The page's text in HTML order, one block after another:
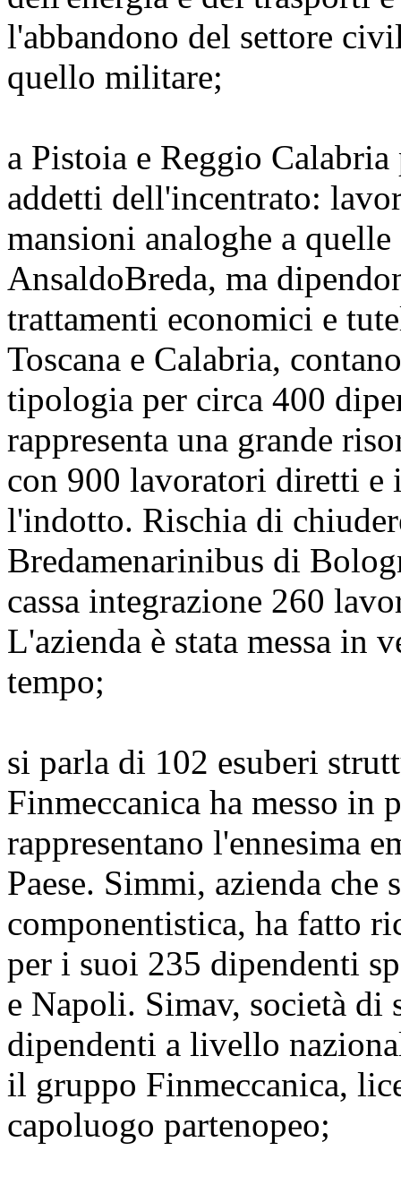
l'abbandono del settore
quello militare;
a Pistoia e Reggio
addetti dell'incentrato:
mansioni analoghe a
AnsaldoBreda, ma
trattamenti economici e
Toscana e Calabria,
tipologia per circa 400
rappresenta una grande
con 900 lavoratori diretti e
l'indotto. Rischia di
Bredamenarinibus di
cassa integrazione 260
L'azienda è stata messa in
tempo;
si parla di 102 esuberi
Finmeccanica ha messo in
rappresentano l'ennesima
Paese. Simmi, azienda
componentistica, ha fatto
per i suoi 235 dipendenti
e Napoli. Simav, società di
dipendenti a livello
il gruppo Finmeccanica,
capoluogo partenopeo;